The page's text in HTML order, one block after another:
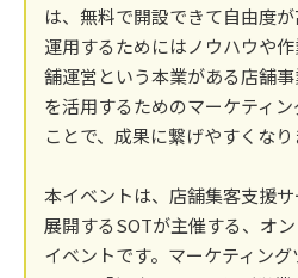
は、無料で開設できて自由度
運用するためにはノウハウや
舗運営という本業がある店舗
を活用するためのマーケティ
ことで、成果に繋げやすくなり
本イベントは、店舗集客支援
展開するSOTが主催する、オ
イベントです。マーケティン